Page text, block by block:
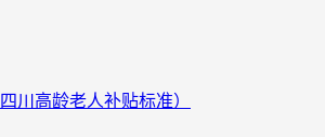
川高龄老人补贴标准）